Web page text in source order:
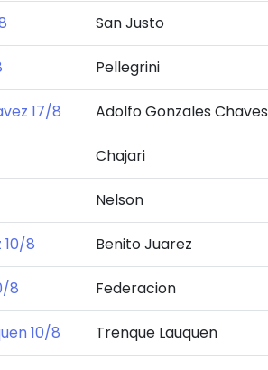
San Justo
Pellegrini
17/8 Adolfo Gonzales Chaves
Chajari
Nelson
10/8 Benito Juarez
8 Federacion
10/8 Trenque Lauquen